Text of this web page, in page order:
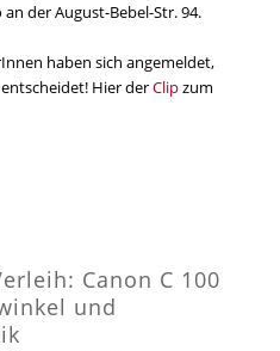
der August-Bebel-Str. 94.
haben sich angemeldet,
Hier derClipzum
Canon C 100
und